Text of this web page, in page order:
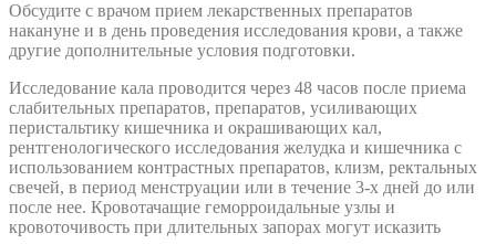
Обсудите с врачом прием лекарственных препаратов
накануне и в день проведения исследования крови, а также
другие дополнительные условия подготовки.
Исследование кала проводится через 48 часов после приема
слабительных препаратов, препаратов, усиливающих
перистальтику кишечника и окрашивающих кал,
рентгенологического исследования желудка и кишечника с
использованием контрастных препаратов, клизм, ректальных
свечей, в период менструации или в течение 3-х дней до или
после нее. Кровотачащие геморроидальные узлы и
кровоточивость при длительных запорах могут исказить